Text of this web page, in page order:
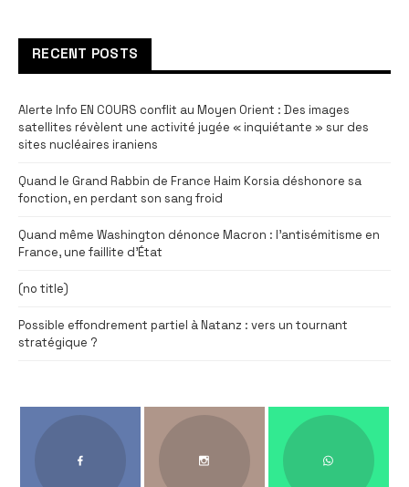
RECENT POSTS
Alerte Info EN COURS conflit au Moyen Orient : Des images
satellites révèlent une activité jugée « inquiétante » sur des
sites nucléaires iraniens
Quand le Grand Rabbin de France Haim Korsia déshonore sa
fonction, en perdant son sang froid
Quand même Washington dénonce Macron : l’antisémitisme en
France, une faillite d’État
(no title)
Possible effondrement partiel à Natanz : vers un tournant
stratégique ?